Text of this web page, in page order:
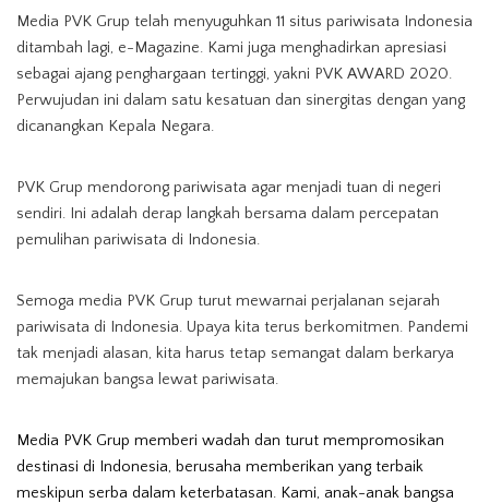
Media PVK Grup telah menyuguhkan 11 situs pariwisata Indonesia
ditambah lagi, e-Magazine. Kami juga menghadirkan apresiasi
sebagai ajang penghargaan tertinggi, yakni PVK AWARD 2020.
Perwujudan ini dalam satu kesatuan dan sinergitas dengan yang
dicanangkan Kepala Negara.
PVK Grup mendorong pariwisata agar menjadi tuan di negeri
sendiri. Ini adalah derap langkah bersama dalam percepatan
pemulihan pariwisata di Indonesia.
Semoga media PVK Grup turut mewarnai perjalanan sejarah
pariwisata di Indonesia. Upaya kita terus berkomitmen. Pandemi
tak menjadi alasan, kita harus tetap semangat dalam berkarya
memajukan bangsa lewat pariwisata.
Media PVK Grup memberi wadah dan turut mempromosikan
destinasi di Indonesia, berusaha memberikan yang terbaik
meskipun serba dalam keterbatasan. Kami, anak-anak bangsa